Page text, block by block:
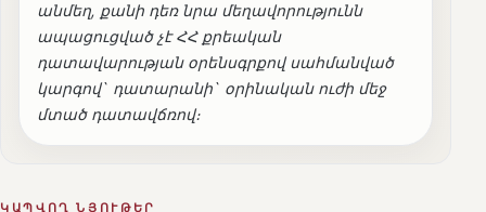
անմեղ, քանի դեռ նրա մեղավորությունն
ապացուցված չէ ՀՀ քրեական
դատավարության օրենսգրքով սահմանված
կարգով` դատարանի` օրինական ուժի մեջ
մտած դատավճռով։
ԿԱՊՎՈՂ ՆՅՈՒԹԵՐ